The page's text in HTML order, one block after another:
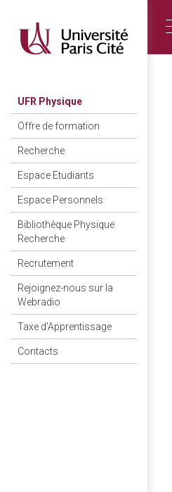
main
content
UFR Physique
Offre de formation
Recherche
Espace Etudiants
Espace Personnels
Bibliothèque Physique
Recherche
Recrutement
Rejoignez-nous sur la
Webradio
Taxe d'Apprentissage
Contacts